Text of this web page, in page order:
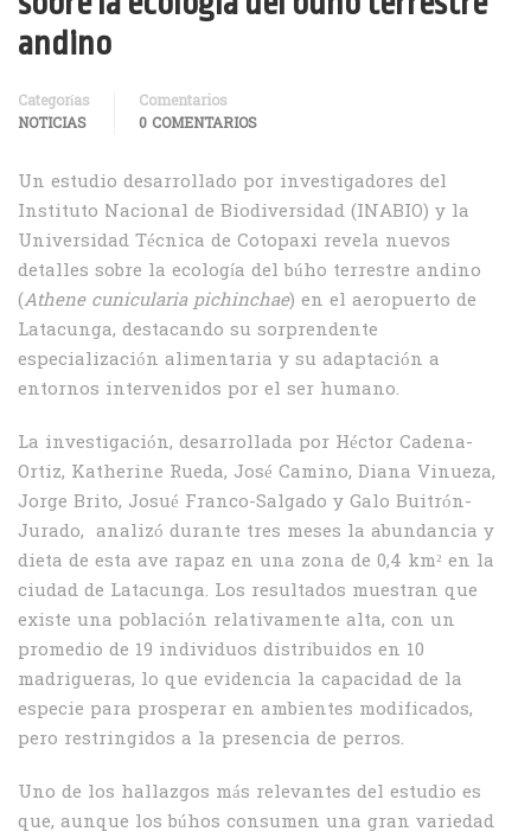
andino
Categorías
NOTICIAS
Comentarios
0 COMENTARIOS
Un estudio desarrollado por investigadores del
Instituto Nacional de Biodiversidad (INABIO) y la
Universidad Técnica de Cotopaxi revela nuevos
detalles sobre la ecología del búho terrestre andino
(Athene cunicularia pichinchae) en el aeropuerto de
Latacunga, destacando su sorprendente
especialización alimentaria y su adaptación a
entornos intervenidos por el ser humano.
La investigación, desarrollada por Héctor Cadena-
Ortiz, Katherine Rueda, José Camino, Diana Vinueza,
Jorge Brito, Josué Franco-Salgado y Galo Buitrón-
Jurado, analizó durante tres meses la abundancia y
dieta de esta ave rapaz en una zona de 0,4 km² en la
ciudad de Latacunga. Los resultados muestran que
existe una población relativamente alta, con un
promedio de 19 individuos distribuidos en 10
madrigueras, lo que evidencia la capacidad de la
especie para prosperar en ambientes modificados,
pero restringidos a la presencia de perros.
Uno de los hallazgos más relevantes del estudio es
que, aunque los búhos consumen una gran variedad